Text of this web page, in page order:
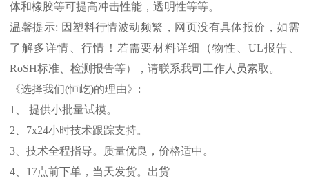
体和橡胶等可提高冲击性能，透明性等等。
温馨提示: 因塑料行情波动频繁，网页没有具体报价，如需
了解多详情、行情！若需要材料详细（物性、 UL报告、
RoSH标准、检测报告等），请联系我司工作人员索取。
《选择我们(恒屹)的理由》 :
1
、 提供小批量试模。
2
7x24小时技术跟踪支持。
3 、技术全程指导。质量优良，价格适中。
4
17点前下单，当天发货。出货